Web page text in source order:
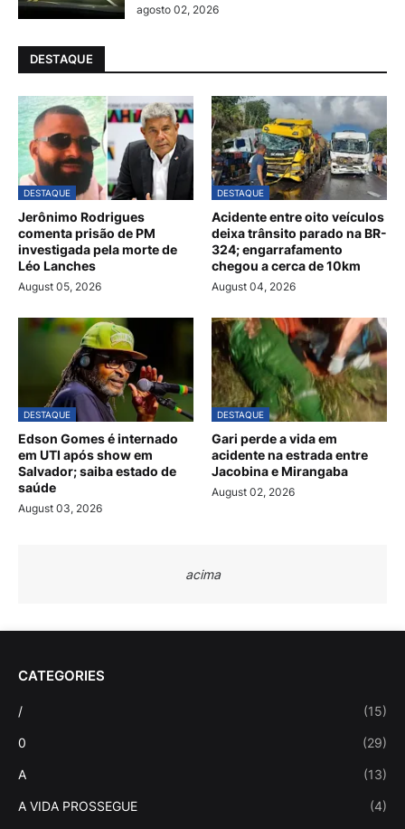
agosto 02, 2026
DESTAQUE
DESTAQUE
Jerônimo Rodrigues
comenta prisão de PM
investigada pela morte de
Léo Lanches
August 05, 2026
DESTAQUE
Acidente entre oito veículos
deixa trânsito parado na BR-
324; engarrafamento
chegou a cerca de 10km
August 04, 2026
DESTAQUE
Edson Gomes é internado
em UTI após show em
Salvador; saiba estado de
saúde
August 03, 2026
DESTAQUE
Gari perde a vida em
acidente na estrada entre
Jacobina e Mirangaba
August 02, 2026
acima
CATEGORIES
/ (15)
0 (29)
A (13)
A VIDA PROSSEGUE (4)